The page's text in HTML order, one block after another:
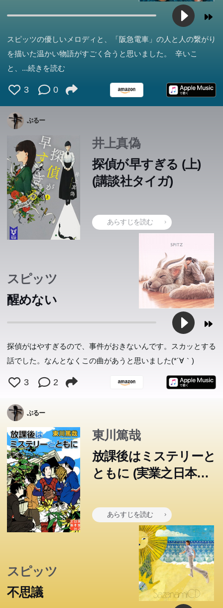
スピッツの優しいメロディと、「阪急電車」の人と人の繋がり
を描いた温かい物語がすごく合うと思いました。 辛いこ
と、 ...続きを読む
3 0
ぶるー
井上真偽
探偵が早すぎる (上)
(講談社タイガ)
あらすじを読む
スピッツ
醒めない
探偵がはやすぎるので、事件がおきないんです。スカッとする
話でした。なんとなくこの曲があうと思いました(*´∀｀)
3 2
ぶるー
東川篤哉
放課後はミステリーと
ともに (実業之日本社
あらすじを読む
スピッツ
不思議